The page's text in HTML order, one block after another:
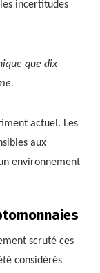
incertitudes
que dix
actuel. Les
aux
environnement
scruté ces
considérés